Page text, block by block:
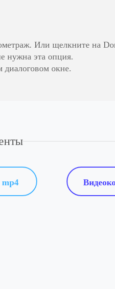
Или щелкните на
нужна эта опция.
диалоговом окне.
mp4